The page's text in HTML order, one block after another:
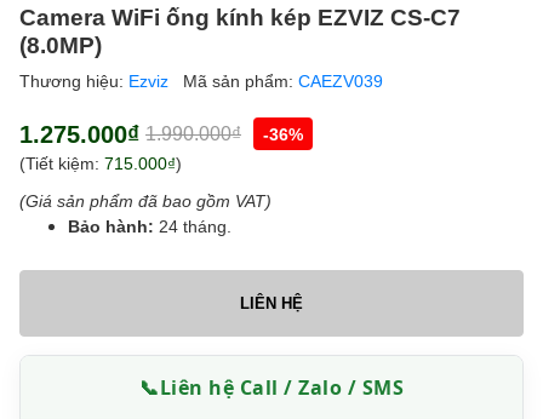
Camera WiFi ống kính kép EZVIZ CS-C7
(8.0MP)
Thương hiệu: Ezviz Mã sản phẩm: CAEZV039
1.275.000₫ 1.990.000₫
-36%
(Tiết kiệm: 715.000₫)
(Giá sản phẩm đã bao gồm VAT)
Bảo hành: 24 tháng.
LIÊN HỆ
📞Liên hệ Call / Zalo / SMS